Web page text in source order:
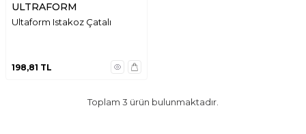
ULTRAFORM
Ultaform Istakoz Çatalı
198,81 TL
Toplam 3 ürün bulunmaktadır.